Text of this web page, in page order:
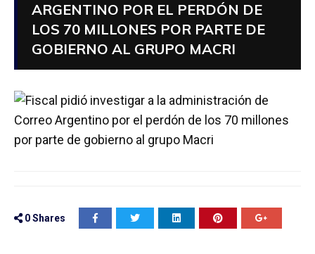
ARGENTINO POR EL PERDÓN DE
LOS 70 MILLONES POR PARTE DE
GOBIERNO AL GRUPO MACRI
0Shares